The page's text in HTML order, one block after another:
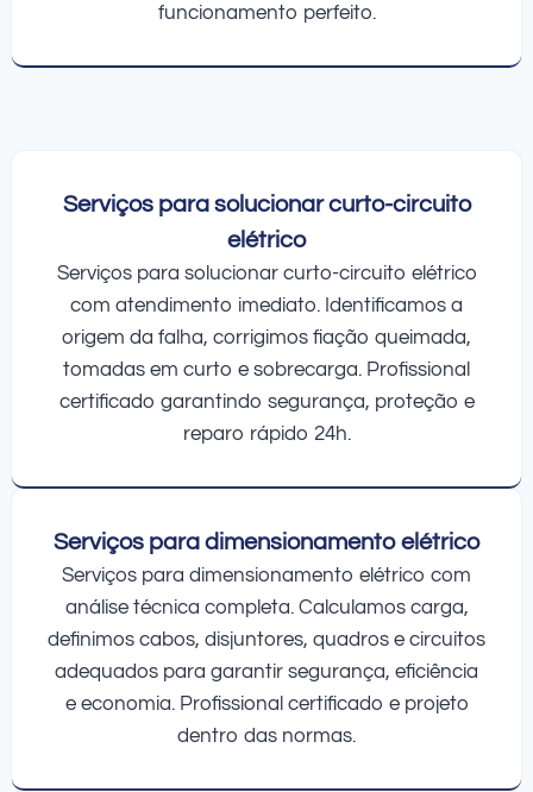
funcionamento perfeito.
Serviços para solucionar curto-circuito
elétrico
Serviços para solucionar curto-circuito elétrico
com atendimento imediato. Identificamos a
origem da falha, corrigimos fiação queimada,
tomadas em curto e sobrecarga. Profissional
certificado garantindo segurança, proteção e
reparo rápido 24h.
Serviços para dimensionamento elétrico
Serviços para dimensionamento elétrico com
análise técnica completa. Calculamos carga,
definimos cabos, disjuntores, quadros e circuitos
adequados para garantir segurança, eficiência
e economia. Profissional certificado e projeto
dentro das normas.